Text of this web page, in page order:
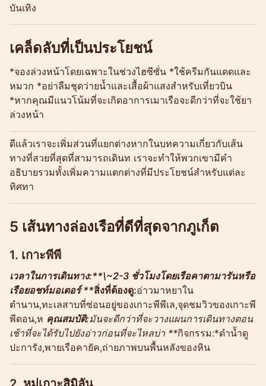
บันเทิง
เคล็ดลับที่เป็นประโยชน์
*จองล่วงหน้าโดยเฉพาะในช่วงไฮซีซั่น *ใช้ครีมกันแดดและ
หมวก *อย่าลืมชุดว่ายน้ำและเสื้อผ้าแสงสำหรับเที่ยวบิน
*หากคุณมีแนวโน้มที่จะเกิดอาการเมาเรือจะดีกว่าที่จะใช้ยา
ล่วงหน้า
ดีแล้วเราจะเพิ่มส่วนที่แยกต่างหากในบทความเกี่ยวกับเส้น
ทางที่สวยที่สุดที่สามารถเดินท เราจะทำให้พวกเขามีคำ
อธิบายรวมทั้งเพิ่มความแตกต่างที่มีประโยชน์สำหรับแต่ละ
ทิศทา
5 เส้นทางล่องเรือที่ดีที่สุดจากภูเก็ต
1. เกาะพีพี
เวลาในการเดินทาง:**\~2-3 ชั่วโมงโดยเรือคาตามารันหรือ
เรือยอชท์มอเตอร์ **สิ่งที่ต้องดู:อ่าวมาหยาใน
ตำนาน,ทะเลสาบที่ซ่อนอยู่ของเกาะพีพีเล,จุดชมวิวของเกาะพี
พีดอน,ห คุณสมบัติ:มันจะดีกว่าที่จะวางแผนการเดินทางตอน
เช้าที่จะได้รับไปยังอ่าวก่อนที่จะไหลบ่า **กิจกรรม:*ดำน้ำดู
ปะการัง,พายเรือคายัค,ถ่ายภาพบนพื้นหลังของหิน